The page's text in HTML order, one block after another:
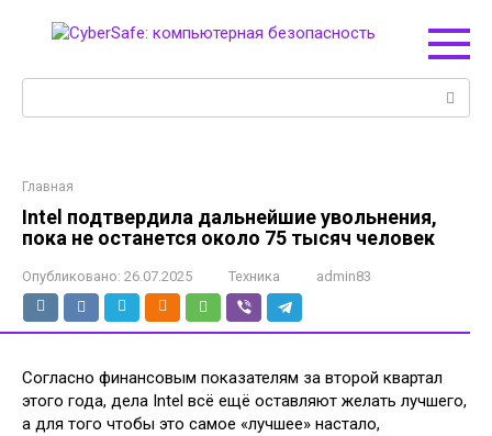
Главная
Intel подтвердила дальнейшие увольнения,
пока не останется около 75 тысяч человек
Опубликовано: 26.07.2025 Техника admin83
Согласно финансовым показателям за второй квартал
этого года, дела Intel всё ещё оставляют желать лучшего,
а для того чтобы это самое «лучшее» настало,